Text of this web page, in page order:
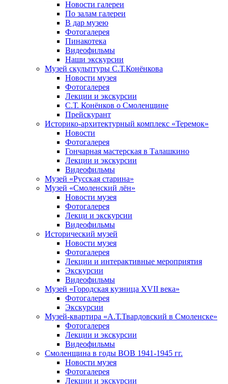
Новости галереи
По залам галереи
В дар музею
Фотогалерея
Пинакотека
Видеофильмы
Наши экскурсии
Музей скульптуры С.Т.Конёнкова
Новости музея
Фотогалерея
Лекции и экскурсии
С.Т. Конёнков о Смоленщине
Прейскурант
Историко-архитектурный комплекс «Теремок»
Новости
Фотогалерея
Гончарная мастерская в Талашкино
Лекции и экскурсии
Видеофильмы
Музей «Русская старина»
Музей «Смоленский лён»
Новости музея
Фотогалерея
Лекци и экскурсии
Видеофильмы
Исторический музей
Новости музея
Фотогалерея
Лекции и интерактивные мероприятия
Экскурсии
Видеофильмы
Музей «Городская кузница XVII века»
Фотогалерея
Экскурсии
Музей-квартира «А.Т.Твардовский в Смоленске»
Фотогалерея
Лекции и экскурсии
Видеофильмы
Смоленщина в годы ВОВ 1941-1945 гг.
Новости музея
Фотогалерея
Лекции и экскурсии